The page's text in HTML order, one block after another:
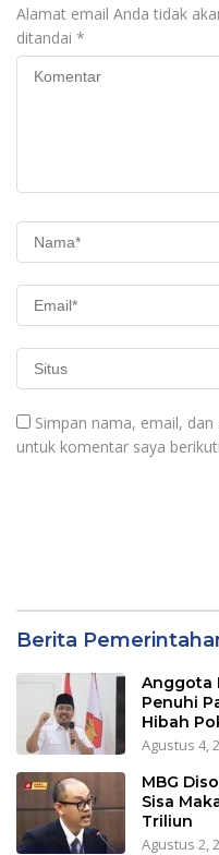
Alamat email Anda tidak
ditandai *
Simpan nama, email,
untuk komentar saya
Berita
Anggota
Penuhi
Hibah
Agustus 4,
MBG
Sisa
Triliun
Agustus 2,